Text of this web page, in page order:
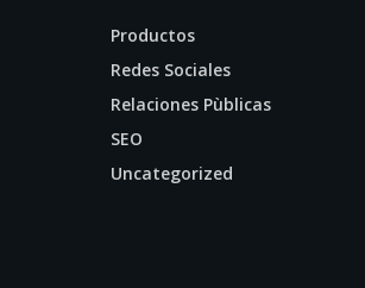
Productos
Redes Sociales
Relaciones Pùblicas
SEO
Uncategorized